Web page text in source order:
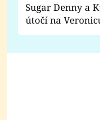
Sugar Denny a
útočí na
Proč je podle